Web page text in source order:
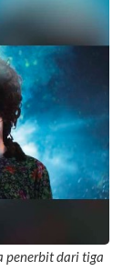
penerbit dari tiga